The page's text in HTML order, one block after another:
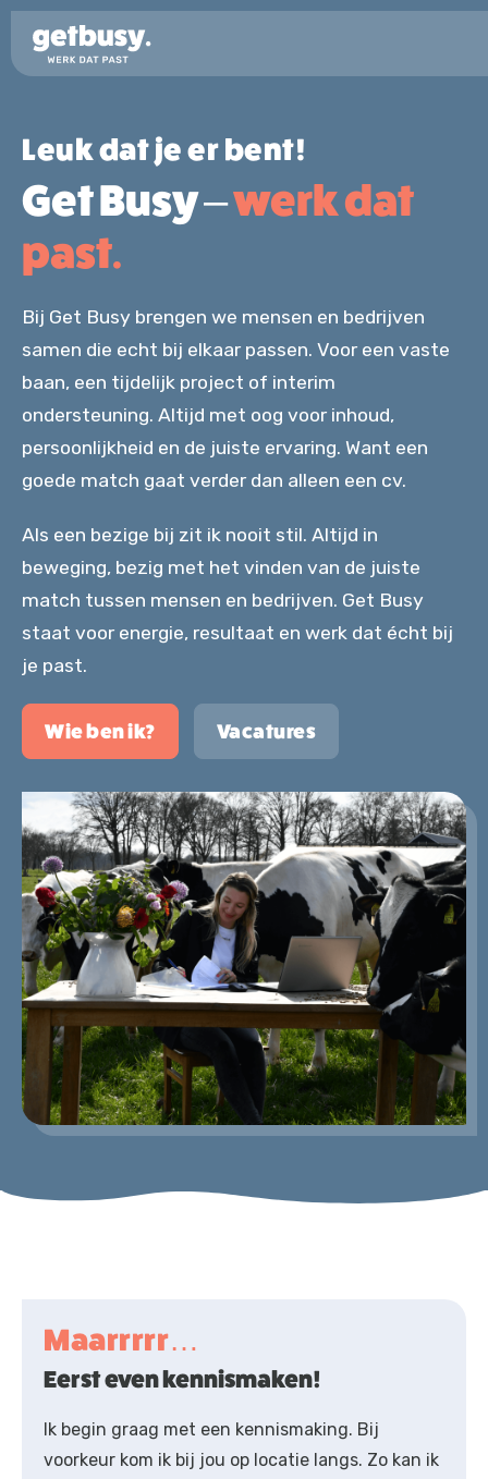
Wie ben ik?
Vacatures
Kandidaten
Voor kandidaten
Werkgevers
FAQ
06 5190 9386
werk@get-busy.nl
Contact
Leuk dat je er bent!
Get Busy –werk dat
past.
Bij Get Busy brengen we mensen en bedrijven
samen die echt bij elkaar passen. Voor een vaste
baan, een tijdelijk project of interim
ondersteuning. Altijd met oog voor inhoud,
persoonlijkheid en de juiste ervaring. Want een
goede match gaat verder dan alleen een cv.
Als een bezige bij zit ik nooit stil. Altijd in
beweging, bezig met het vinden van de juiste
match tussen mensen en bedrijven. Get Busy
staat voor energie, resultaat en werk dat écht bij
je past.
Wie ben ik? Vacatures
Maarrrrr…
Eerst even kennismaken!
Ik begin graag met een kennismaking. Bij
voorkeur kom ik bij jou op locatie langs. Zo kan ik